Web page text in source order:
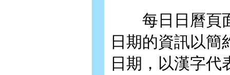
每日日曆頁面
日期的資訊以
日期，以漢字